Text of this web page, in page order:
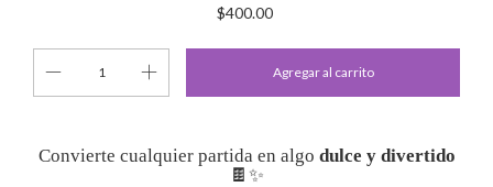
$400.00
Convierte cualquier partida en algo dulce y divertido
🍫✨